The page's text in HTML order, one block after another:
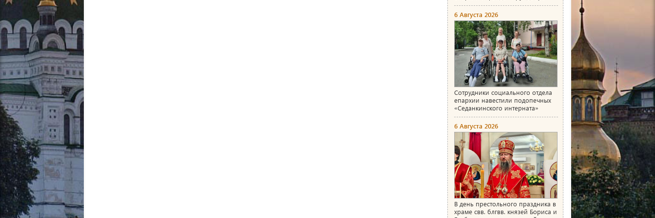
6 Августа 2026
Сотрудники социального отдела
епархии навестили подопечных
«Седанкинского интерната»
6 Августа 2026
В день престольного праздника в
храме свв. блгвв. князей Бориса и